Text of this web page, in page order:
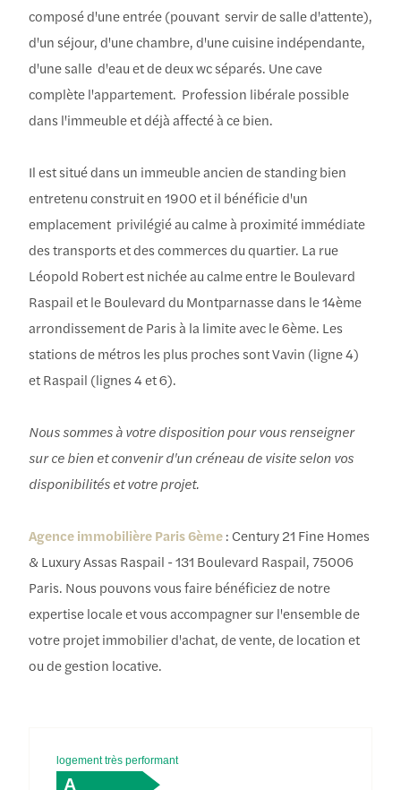
composé d'une entrée (pouvant servir de salle d'attente),
d'un séjour, d'une chambre, d'une cuisine indépendante,
d'une salle d'eau et de deux wc séparés. Une cave
complète l'appartement. Profession libérale possible
dans l'immeuble et déjà affecté à ce bien.
Il est situé dans un immeuble ancien de standing bien
entretenu construit en 1900 et il bénéficie d'un
emplacement privilégié au calme à proximité immédiate
des transports et des commerces du quartier. La rue
Léopold Robert est nichée au calme entre le Boulevard
Raspail et le Boulevard du Montparnasse dans le 14ème
arrondissement de Paris à la limite avec le 6ème. Les
stations de métros les plus proches sont Vavin (ligne 4)
et Raspail (lignes 4 et 6).
Nous sommes à votre disposition pour vous renseigner
sur ce bien et convenir d'un créneau de visite selon vos
disponibilités et votre projet.
Agence immobilière Paris 6ème: Century 21 Fine Homes
& Luxury Assas Raspail - 131 Boulevard Raspail, 75006
Paris. Nous pouvons vous faire bénéficiez de notre
expertise locale et vous accompagner sur l'ensemble de
votre projet immobilier d'achat, de vente, de location et
ou de gestion locative.
logement très performant
A